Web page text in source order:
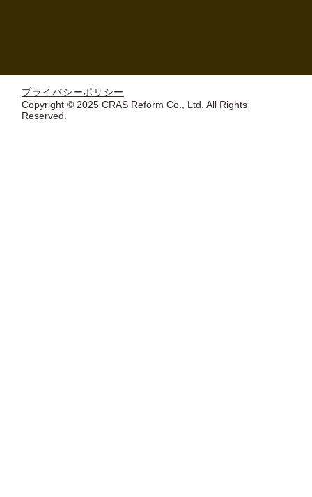
プライバシーポリシー
Copyright © 2025 CRAS Reform Co., Ltd. All Rights
Reserved.